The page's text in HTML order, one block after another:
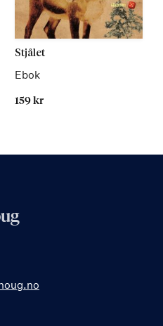
Stjålet
Ebok
159 kr
Les
mer